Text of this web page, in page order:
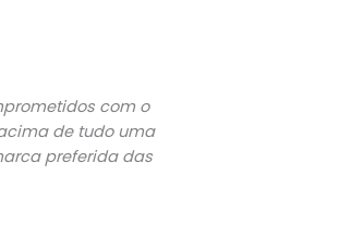
com o
de tudo uma
preferida das